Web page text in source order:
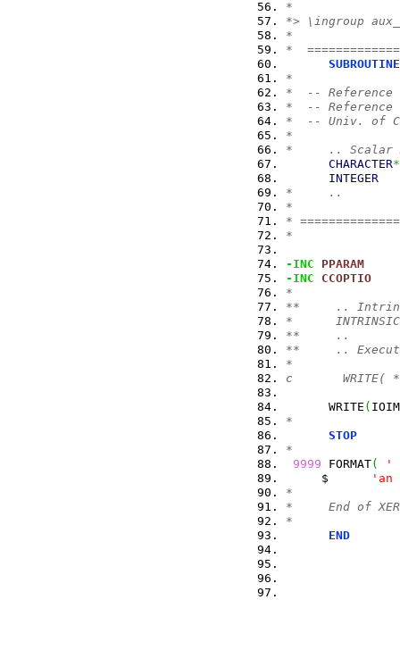
*
*> \ingroup
*
*
SUBROUTINE
*
*  -- Reference
*  -- Reference
*  -- Univ. of
*
*     .. Scalar
CHARACTER*
INTEGER
*     ..
*
*
*
-INC
PPARAM
-INC
CCOPTIO
*
**     ..
*
**     ..
**     ..
*
c       WRITE( *,
      WRITE
(
*
STOP
*
9999 FORMAT(
'
     $
'an
*
*     End of
*
END